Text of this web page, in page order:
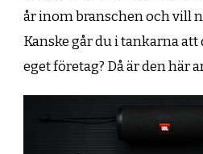
år inom branschen och vill
Kanske går du i tankarna
eget företag? Då är den här